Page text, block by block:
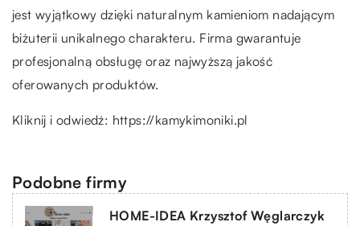
jest wyjątkowy dzięki naturalnym kamieniom nadającym
biżuterii unikalnego charakteru. Firma gwarantuje
profesjonalną obsługę oraz najwyższą jakość
oferowanych produktów.
Kliknij i odwiedź: https://kamykimoniki.pl
Podobne firmy
HOME-IDEA Krzysztof Węglarczyk